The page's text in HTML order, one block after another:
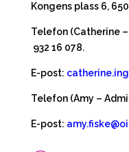
Kongens plass 6,
Telefon (Catherine
932 16 078.
E-post:
Telefon (Amy –
E-post: